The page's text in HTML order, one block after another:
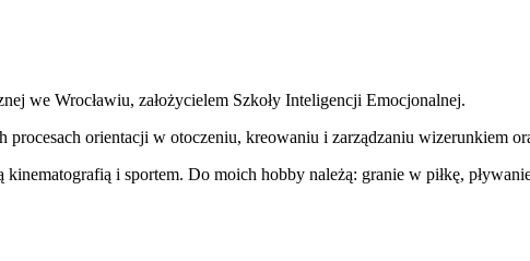
we Wrocławiu, założycielem Szkoły Inteligencji Emocjonalnej.
procesach orientacji w otoczeniu, kreowaniu i zarządzaniu wizerunkiem
i sportem. Do moich hobby należą: granie w piłkę,